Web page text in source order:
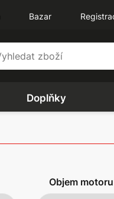
Bazar
Doplňky
Objem motoru